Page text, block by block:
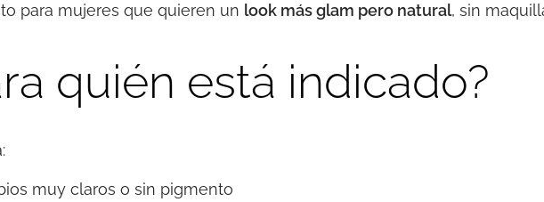
para mujeres que quieren un look más glam pero natural, sin
quién está indicado?
muy claros o sin pigmento